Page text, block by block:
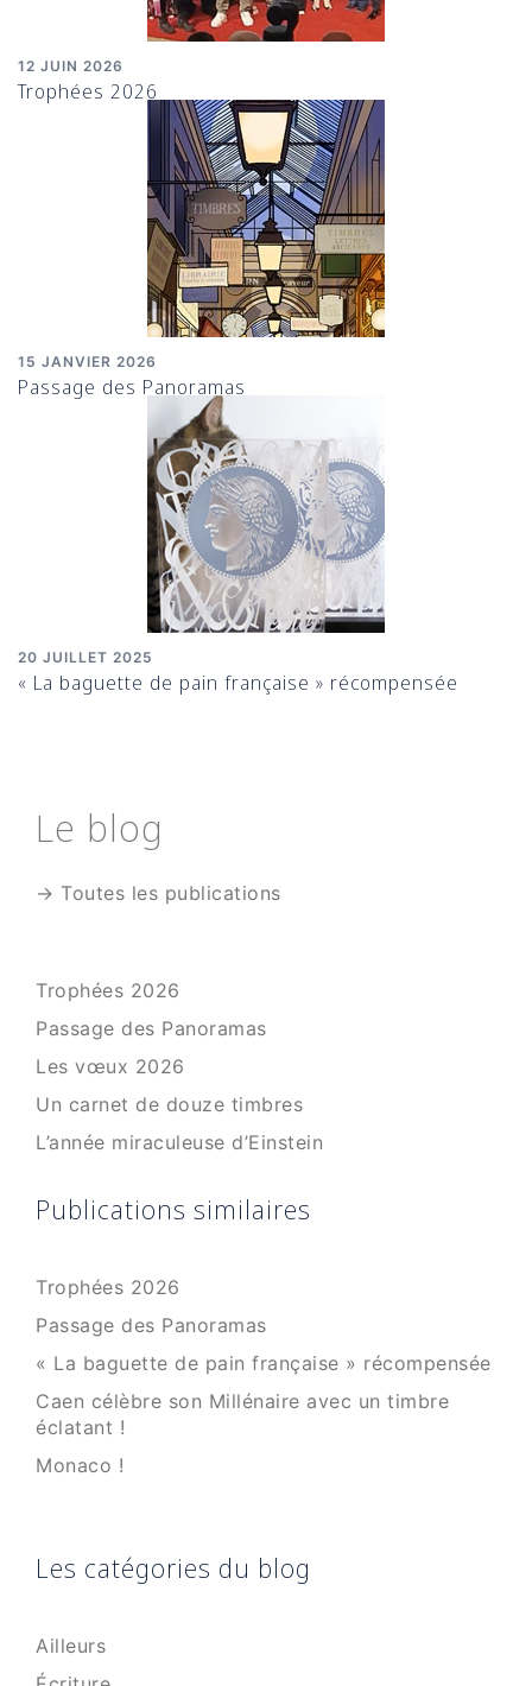
12 JUIN 2026
Trophées 2026
15 JANVIER 2026
Passage des Panoramas
20 JUILLET 2025
« La baguette de pain française » récompensée
Le blog
→ Toutes les publications
Trophées 2026
Passage des Panoramas
Les vœux 2026
Un carnet de douze timbres
L’année miraculeuse d’Einstein
Publications similaires
Trophées 2026
Passage des Panoramas
« La baguette de pain française » récompensée
Caen célèbre son Millénaire avec un timbre
éclatant !
Monaco !
Les catégories du blog
Ailleurs